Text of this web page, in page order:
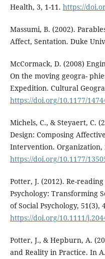
Health, 3, 1-11. https://
Massumi, B. (2002).
Affect, Sentation. Duke
McCormack, D. (2008)
On the moving geogra-
Expedition. Cultural
https://doi.org/10.1177/
Michels, C., & Steyaert, C.
Design: Composing
Intervention. Organization,
https://doi.org/10.1177/
Potter, J. (2012). Re-
Psychology: Transforming
of Social Psychology, 51(3),
https://doi.org/10.1111/
Potter, J., & Hepburn, A.
and Reality in Practice. In